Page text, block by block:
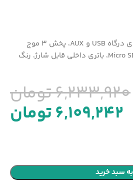
دارای ریموت کنترل و کابل برق، دارای درگاه USB و AUX، پخش 3 موج
رادیو، پشتیبانی از کارت های SD و Micro SD، باتری داخلی قابل شارژ، رنگ
6,233,920تومان
6,109,242تومان
سبد خرید